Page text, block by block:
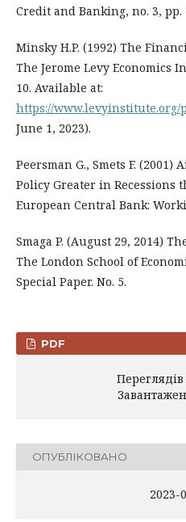
Credit and Banking, no. 3, pp.
Minsky H.P. (1992) The
The Jerome Levy Economics
10. Available at:
https://www.levyinstitute.org/
June 1, 2023).
Peersman G., Smets F. (2001)
Policy Greater in Recessions
European Central Bank:
Smaga P. (August 29, 2014)
The London School of
Special Paper. No. 5.
PDF
Переглядів
ОПУБЛІКОВАНО
2023-